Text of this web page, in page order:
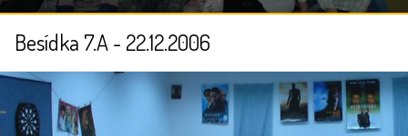
Besídka 7.A - 22.12.2006